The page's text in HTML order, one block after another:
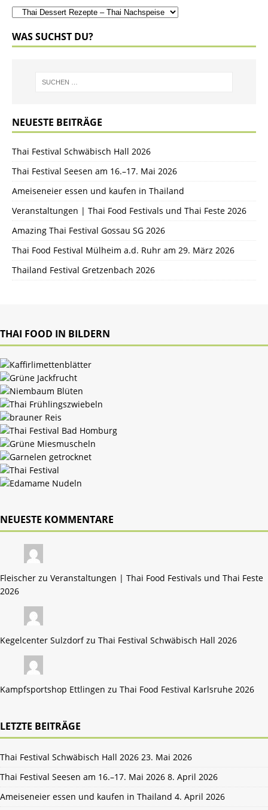
WAS SUCHST DU?
NEUESTE BEITRÄGE
Thai Festival Schwäbisch Hall 2026
Thai Festival Seesen am 16.–17. Mai 2026
Ameiseneier essen und kaufen in Thailand
Veranstaltungen | Thai Food Festivals und Thai Feste 2026
Amazing Thai Festival Gossau SG 2026
Thai Food Festival Mülheim a.d. Ruhr am 29. März 2026
Thailand Festival Gretzenbach 2026
THAI FOOD IN BILDERN
NEUESTE KOMMENTARE
Fleischer zu Veranstaltungen | Thai Food Festivals und Thai Feste
2026
Kegelcenter Sulzdorf zu Thai Festival Schwäbisch Hall 2026
Kampfsportshop Ettlingen zu Thai Food Festival Karlsruhe 2026
LETZTE BEITRÄGE
Thai Festival Schwäbisch Hall 2026 23. Mai 2026
Thai Festival Seesen am 16.–17. Mai 2026 8. April 2026
Ameiseneier essen und kaufen in Thailand 4. April 2026